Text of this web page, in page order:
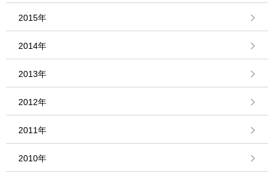
2015年
2014年
2013年
2012年
2011年
2010年